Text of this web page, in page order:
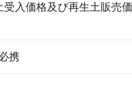
入価格及び再生土販売
携